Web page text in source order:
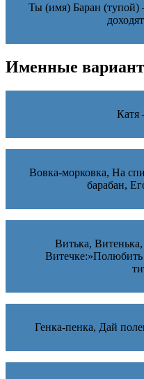
Ты (имя) Баран (тупой)
Именные
Катя
Вовка-морковка, На
барабан,
Витька,
Витечке:»Полюбить
Генка-пенка, Дай